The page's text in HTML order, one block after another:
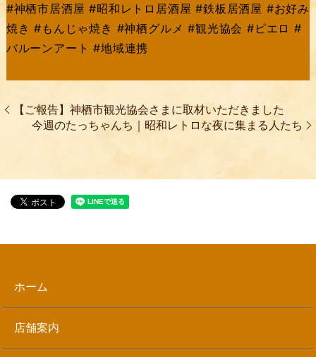
#神栖市居酒屋 #昭和レトロ居酒屋 #鉄板居酒屋 #お好み
焼き #もんじゃ焼き #神栖グルメ #観光協会 #ピエロ #
バルーンアート #地域連携
【ご報告】神栖市観光協会さまに取材いただきました
今週のたっちゃんち｜昭和レトロな夜に集まる人たち
ホーム
店舗案内